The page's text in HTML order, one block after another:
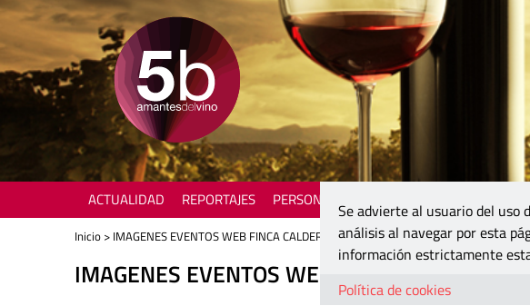
ACTUALIDAD REPORTAJES PERSONAJES
Inicio > IMAGENES EVENTOS WEB FINCA CALDERON – 11
IMAGENES EVENTOS WEB FINCA CALDERON –
Se advierte al usuario del uso
análisis al navegar por esta
información estrictamente
Política de cookies